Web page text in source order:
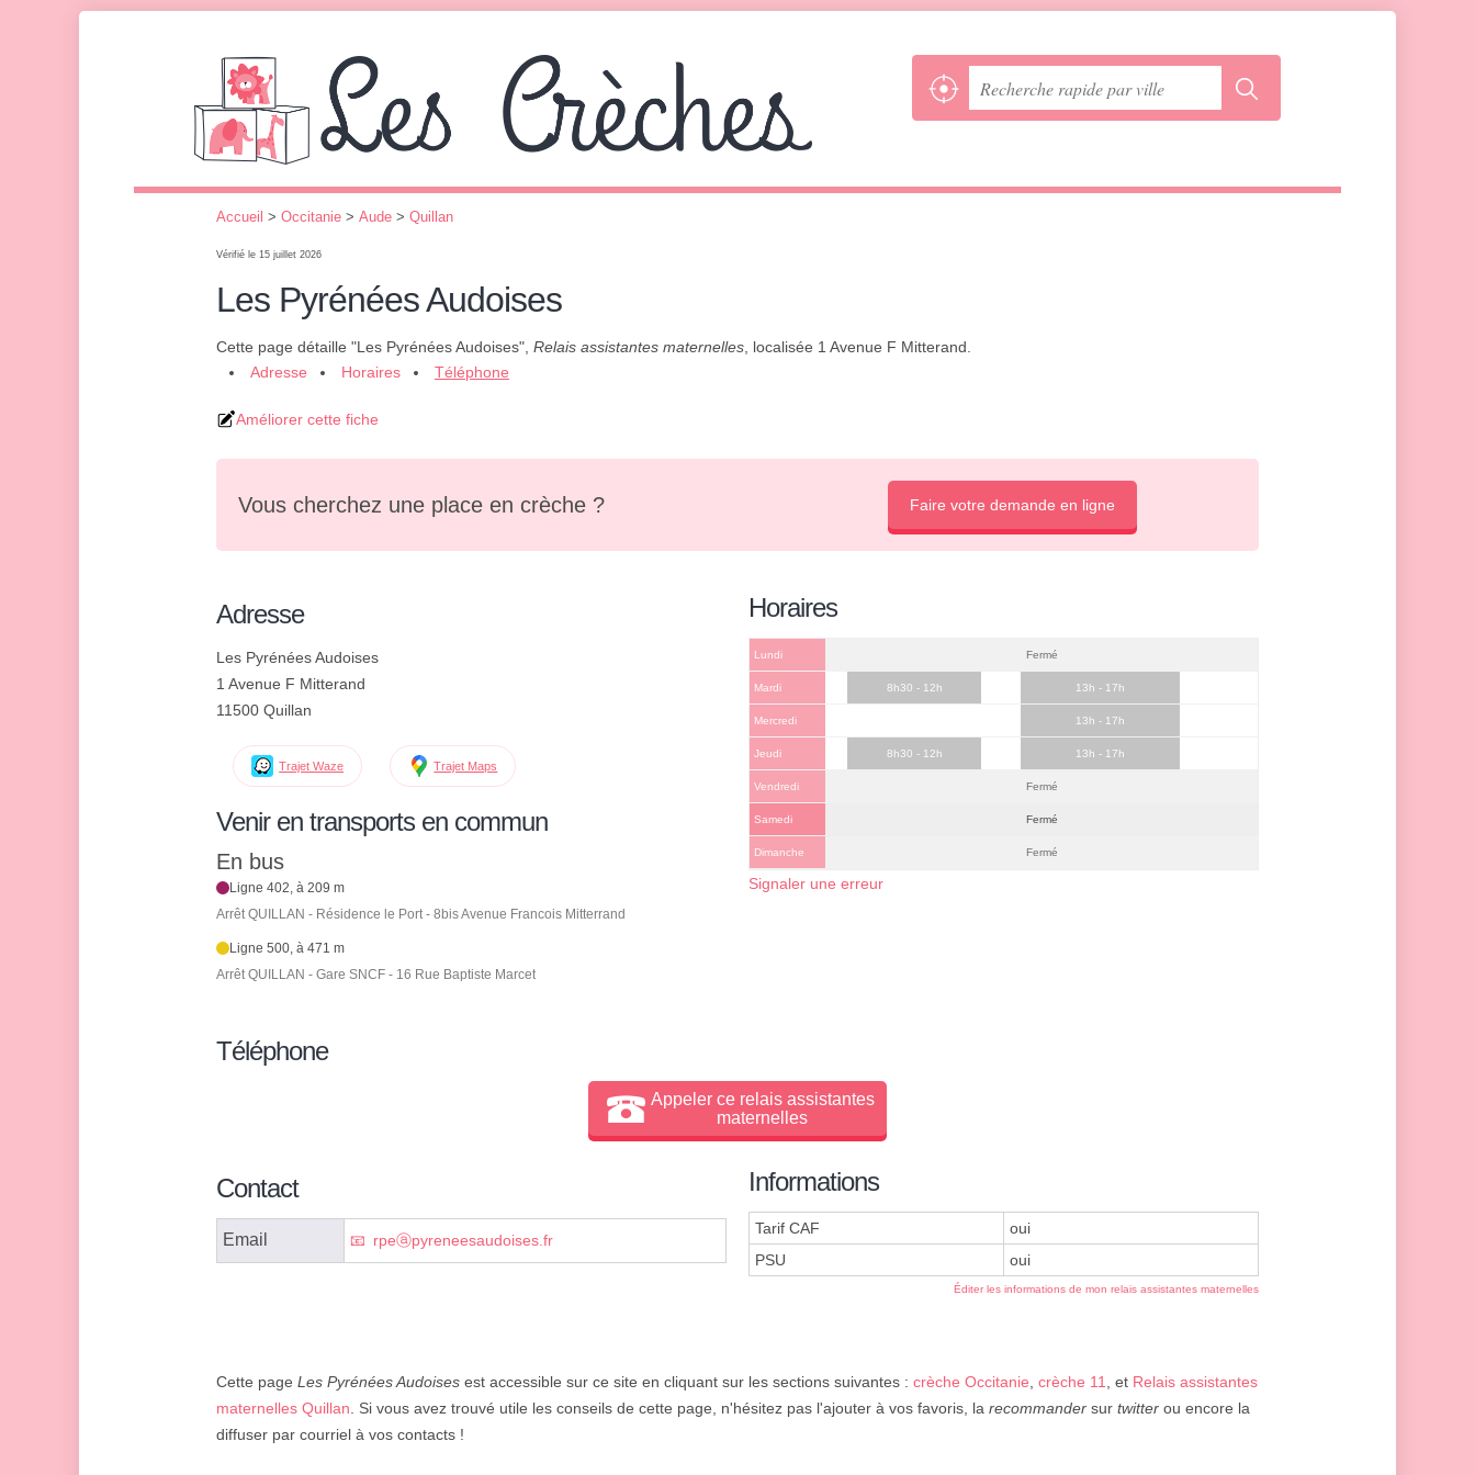
Accueil > Occitanie > Aude > Quillan
Vérifié le 15 juillet 2026
Les Pyrénées Audoises
Cette page détaille "Les Pyrénées Audoises", Relais assistantes maternelles , localisée 1 Avenue F Mitterand.
Adresse
Horaires Téléphone
Améliorer cette fiche
Vous cherchez une place en crèche ? Faire votre demande en ligne
Adresse
Les Pyrénées Audoises
1 Avenue F Mitterand
11500 Quillan
Trajet Waze Trajet Maps
Venir en transports en commun
En bus
Ligne 402, à 209 m
Arrêt QUILLAN - Résidence le Port - 8bis Avenue Francois Mitterrand
Ligne 500, à 471 m
Arrêt QUILLAN - Gare SNCF - 16 Rue Baptiste Marcet
Horaires
Lundi Fermé
Mardi 8h30 - 12h 13h - 17h
Mercredi 13h - 17h
Jeudi 8h30 - 12h 13h - 17h
Vendredi Fermé
Samedi Fermé
Dimanche Fermé
Signaler une erreur
Téléphone
Appeler ce relais assistantes
maternelles
Contact
Email rpeⓐpyreneesaudoises.fr
Informations
Tarif CAF
oui
PSU
oui
Éditer les informations de mon relais assistantes maternelles
Cette page Les Pyrénées Audoises est accessible sur ce site en cliquant sur les sections suivantes : crèche Occitanie, crèche 11, et Relais assistantes
maternelles Quillan. Si vous avez trouvé utile les conseils de cette page, n'hésitez pas l'ajouter à vos favoris, la recommander sur twitter ou encore la
diffuser par courriel à vos contacts !